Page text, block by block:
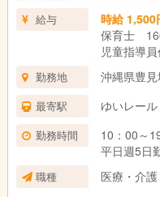
給与
時給 1,500
保育士
児童指導
勤務地 沖縄県豊
最寄駅 ゆいレー
勤務時間
10：00～
平日週5日
職種
医療・介